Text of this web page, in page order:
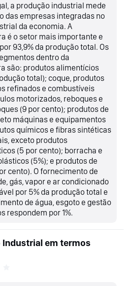
a produção industrial mede
das empresas integradas no
da economia. A
é o setor mais importante e
93,9% da produção total. Os
dentro da
são: produtos alimentícios
total); coque, produtos
refinados e combustíveis
motorizados, reboques e
(9 por cento); produtos de
máquinas e equipamentos
químicos e fibras sintéticas
exceto produtos
(5 por cento); borracha e
(5%); e produtos de
cento). O fornecimento de
gás, vapor e ar condicionado
por 5% da produção total e
de água, esgoto e gestão
respondem por 1%.
Industrial em termos